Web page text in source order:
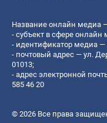
Название онлайн медиа —
- субъект в сфере онлайн
- идентификатор медиа —
- почтовый адрес — ул.
01013;
- адрес электронной
585 46 20
© 2026 Все права